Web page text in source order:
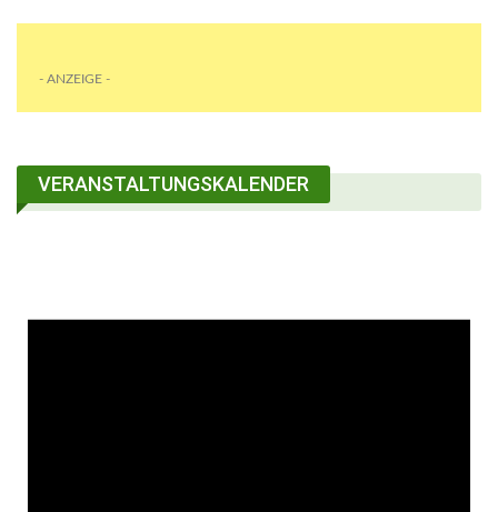
- ANZEIGE -
VERANSTALTUNGSKALENDER